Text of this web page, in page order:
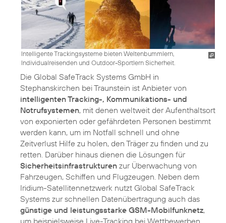
Intelligente Trackingsysteme bieten Weltenbummlern,
Individualreisenden und Outdoor-Sportlern Sicherheit.
Die Global SafeTrack Systems GmbH in
Stephanskirchen bei Traunstein ist Anbieter von
intelligenten Tracking-, Kommunikations- und
Notrufsystemen, mit denen weltweit der Aufenthaltsort
von exponierten oder gefährdeten Personen bestimmt
werden kann, um im Notfall schnell und ohne
Zeitverlust Hilfe zu holen, den Träger zu finden und zu
retten. Darüber hinaus dienen die Lösungen für
Sicherheitsinfrastrukturen zur Überwachung von
Fahrzeugen, Schiffen und Flugzeugen. Neben dem
Iridium-Satellitennetzwerk nutzt Global SafeTrack
Systems zur schnellen Datenübertragung auch das
günstige und leistungsstarke GSM-Mobilfunknetz,